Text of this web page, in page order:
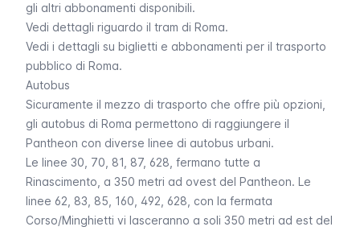
gli altri abbonamenti disponibili.
Vedi dettagli riguardo il tram di Roma.
Vedi i dettagli su biglietti e abbonamenti per il trasporto
pubblico di Roma.
Autobus
Sicuramente il mezzo di trasporto che offre più opzioni,
gli autobus di Roma permettono di raggiungere il
Pantheon con diverse linee di autobus urbani.
Le linee 30, 70, 81, 87, 628, fermano tutte a
Rinascimento, a 350 metri ad ovest del Pantheon. Le
linee 62, 83, 85, 160, 492, 628, con la fermata
Corso/Minghietti vi lasceranno a soli 350 metri ad est del